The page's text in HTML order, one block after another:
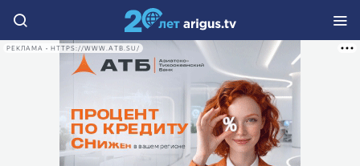
РЕКЛАМА • HTTPS://WWW.ATB.SU/